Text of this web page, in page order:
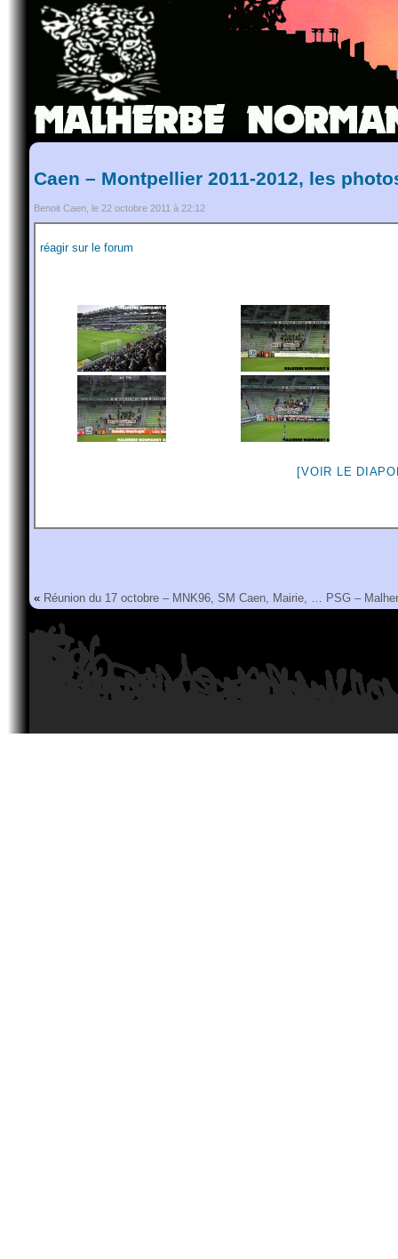
Caen – Montpellier 2011-2012, les
Benoit Caen, le 22 octobre 2011 à 22:12
réagir sur le forum
[VOIR LE
« Réunion du 17 octobre – MNK96, SM Caen, Mairie, … PSG –